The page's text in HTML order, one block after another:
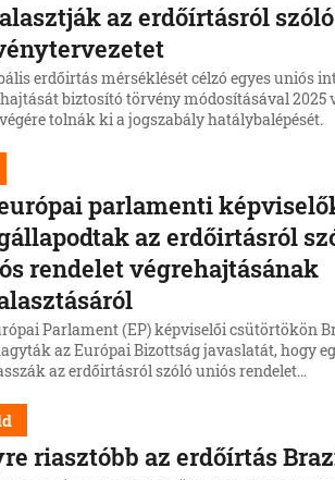
az erdőírtásról szóló
erdőirtás mérséklését célzó egyes uniós
biztosító törvény módosításával 2025
tolnák ki a jogszabály hatálybalépését.
parlamenti
az erdőirtásról
rendelet végrehajtásának
Parlament (EP) képviselői csütörtökön
az Európai Bizottság javaslatát, hogy
az erdőirtásról szóló uniós rendelet
riasztóbb az erdőírtás